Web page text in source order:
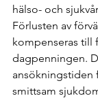
hälso- och
Förlusten av
kompenseras
dagpenningen.
ansökningstiden
smittsam